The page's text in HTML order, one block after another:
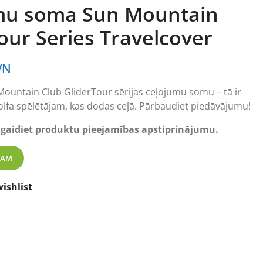
soma Sun Mountain
Series Travelcover
Club GliderTour sērijas ceļojumu somu – tā ir
spēlētājam, kas dodas ceļā. Pārbaudiet piedāvājumu!
produktu pieejamības apstiprinājumu.
Club Glider Tour Series Travelcover daudzums